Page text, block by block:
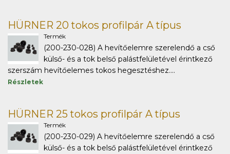
HÜRNER 20 tokos profilpár A típus
Termék
(200-230-028) A hevítőelemre szerelendő a cső
külső- és a tok belső palástfelületével érintkező
szerszám hevítőelemes tokos hegesztéshez....
Részletek
HÜRNER 25 tokos profilpár A típus
Termék
(200-230-029) A hevítőelemre szerelendő a cső
külső- és a tok belső palástfelületével érintkező